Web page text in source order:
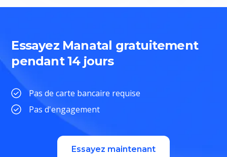
Essayez Manatal gratuitement
pendant 14 jours
Pas de carte bancaire requise
Pas d'engagement
Essayez maintenant